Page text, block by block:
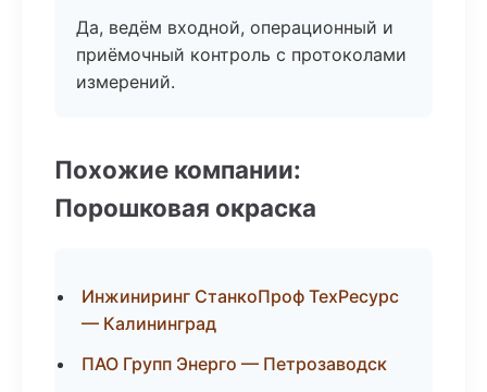
Да, ведём входной, операционный и
приёмочный контроль с протоколами
измерений.
Похожие компании:
Порошковая окраска
Инжиниринг СтанкоПроф ТехРесурс
— Калининград
ПАО Групп Энерго — Петрозаводск